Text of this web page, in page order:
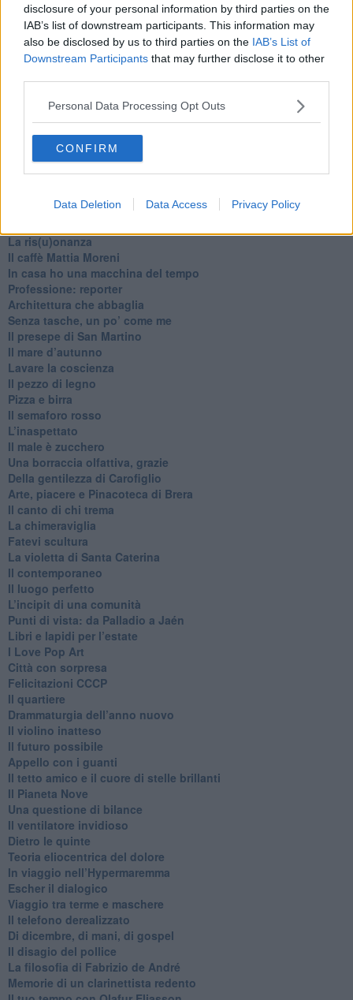
disclosure of your personal information by third parties on the
IAB’s list of downstream participants. This information may
also be disclosed by us to third parties on the IAB’s List of
Downstream Participants that may further disclose it to other
Personal Data Processing Opt Outs
CONFIRM
Data Deletion Data Access Privacy Policy
Ti potrebbe interessare anche:
Articoli dal Blog “Pagine allegre” di Gianni Micheli
​Ricciotti Ensemble: ovunque e per tutti
Ode ai lacci
​La ris(u)onanza
​Il caffè Mattia Moreni
​In casa ho una macchina del tempo
Professione: reporter
Architettura che abbaglia
​Senza tasche, un po’ come me
​Il presepe di San Martino
​Il mare d’autunno
​Lavare la coscienza
​Il pezzo di legno
​Pizza e birra
​Il semaforo rosso
​L’inaspettato
​Il male è zucchero
​Una borraccia olfattiva, grazie
​Della gentilezza di Carofiglio
Arte, piacere e Pinacoteca di Brera
​Il canto di chi trema
La chimeraviglia
​Fatevi scultura
​La violetta di Santa Caterina
​Il contemporaneo
​Il luogo perfetto
​L’incipit di una comunità
Punti di vista: da Palladio a Jaén
​Libri e lapidi per l’estate
​I Love Pop Art
Città con sorpresa
Felicitazioni CCCP
​Il quartiere
​Drammaturgia dell’anno nuovo
​Il violino inatteso
​Il futuro possibile
​Appello con i guanti
​Il tetto amico e il cuore di stelle brillanti
​Il Pianeta Nove
​Una questione di bilance
​Il ventilatore invidioso
​Dietro le quinte
​Teoria eliocentrica del dolore
In viaggio nell’Hypermaremma
​Escher il dialogico
​Viaggio tra terme e maschere
Il telefono derealizzato
​Di dicembre, di mani, di gospel
​Il disagio del pollice
​La filosofia di Fabrizio de André
Memorie di un clarinettista redento